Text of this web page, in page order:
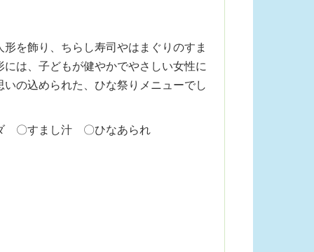
を飾り、ちらし寿司やはまぐりのすま
は、子どもが健やかでやさしい女性に
の込められた、ひな祭りメニューでし
〇すまし汁 〇ひなあられ